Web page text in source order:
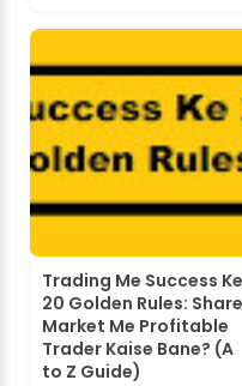
Trading Me Success Ke
20 Golden Rules: Share
Market Me Profitable
Trader Kaise Bane? (A
to Z Guide)